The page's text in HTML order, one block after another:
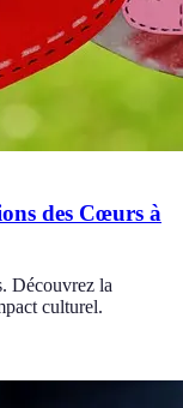
des Cœurs à
Découvrez la
culturel.